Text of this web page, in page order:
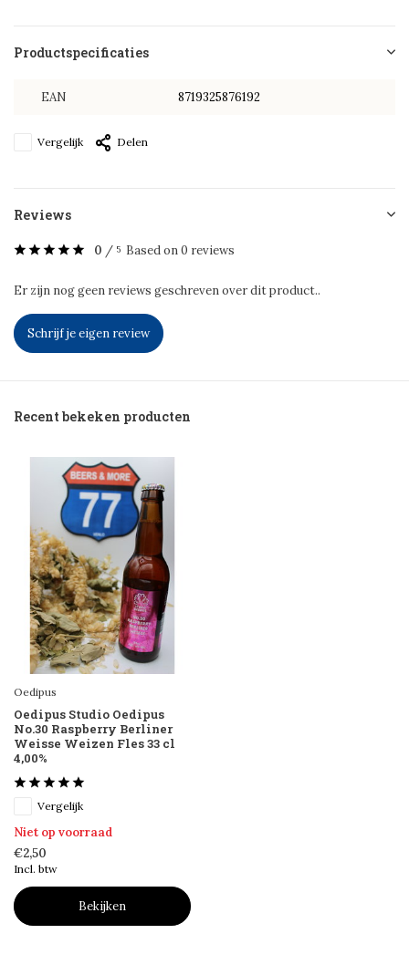
Productspecificaties
EAN 8719325876192
Vergelijk Delen
Reviews
0 / 5 Based on 0 reviews
Er zijn nog geen reviews geschreven over dit product..
Schrijf je eigen review
Recent bekeken producten
Oedipus
Oedipus Studio Oedipus
No.30 Raspberry Berliner
Weisse Weizen Fles 33 cl
4,00%
Vergelijk
Niet op voorraad
€2,50
Incl. btw
Bekijken